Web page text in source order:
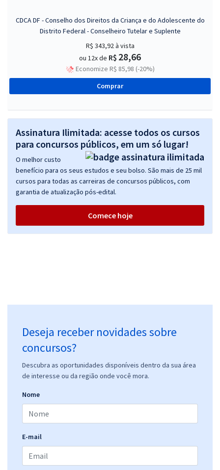
CDCA DF - Conselho dos Direitos da Criança e do Adolescente do
Distrito Federal - Conselheiro Tutelar e Suplente
R$ 343,92à vista
ou 12x de R$ 28,66
Economize R$ 85,98 (-20%)
Comprar
Assinatura Ilimitada: acesse todos os cursos
para concursos públicos, em um só lugar!
O melhor custo
benefício para os seus estudos e seu bolso. São mais de 25 mil
cursos para todas as carreiras de concursos públicos, com
garantia de atualização pós-edital.
Comece hoje
Deseja receber novidades sobre
concursos?
Descubra as oportunidades disponíveis dentro da sua área
de interesse ou da região onde você mora.
Nome
E-mail